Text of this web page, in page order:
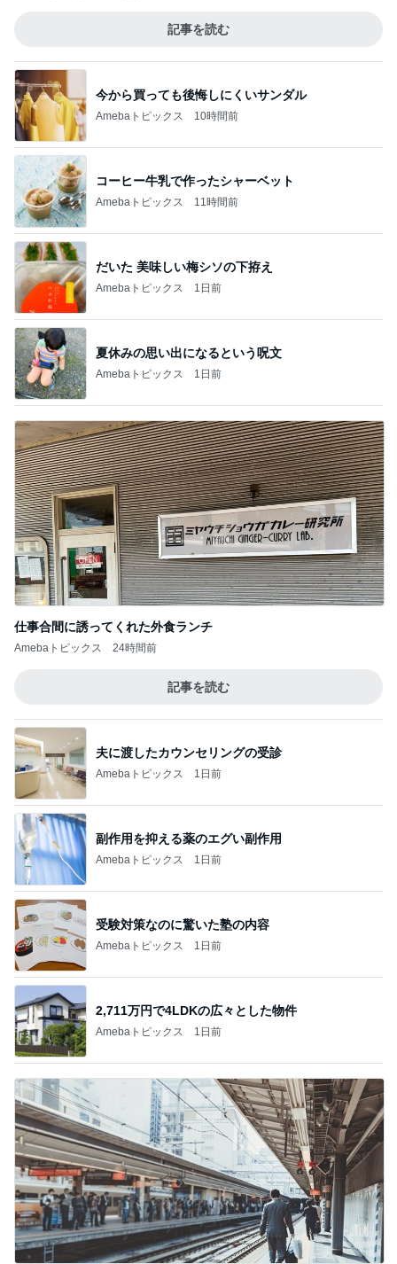
記事を読む
今から買っても後悔しにくいサンダル
Amebaトピックス 10時間前
コーヒー牛乳で作ったシャーベット
Amebaトピックス 11時間前
だいた 美味しい梅シソの下拵え
Amebaトピックス 1日前
夏休みの思い出になるという呪文
Amebaトピックス 1日前
仕事合間に誘ってくれた外食ランチ
Amebaトピックス 24時間前
記事を読む
夫に渡したカウンセリングの受診
Amebaトピックス 1日前
副作用を抑える薬のエグい副作用
Amebaトピックス 1日前
受験対策なのに驚いた塾の内容
Amebaトピックス 1日前
2,711万円で4LDKの広々とした物件
Amebaトピックス 1日前